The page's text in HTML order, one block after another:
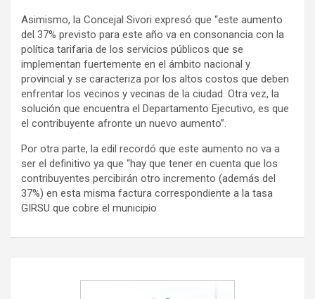
Asimismo, la Concejal Sivori expresó que “este aumento
del 37% previsto para este año va en consonancia con la
política tarifaria de los servicios públicos que se
implementan fuertemente en el ámbito nacional y
provincial y se caracteriza por los altos costos que deben
enfrentar los vecinos y vecinas de la ciudad. Otra vez, la
solución que encuentra el Departamento Ejecutivo, es que
el contribuyente afronte un nuevo aumento”.
Por otra parte, la edil recordó que este aumento no va a
ser el definitivo ya que “hay que tener en cuenta que los
contribuyentes percibirán otro incremento (además del
37%) en esta misma factura correspondiente a la tasa
GIRSU que cobre el municipio